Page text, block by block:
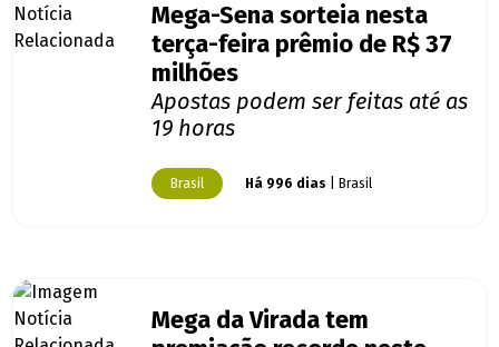
Mega-Sena sorteia nesta
terça-feira prêmio de R$ 37
milhões
Apostas podem ser feitas até as
19 horas
Brasil Há 996 dias | Brasil
Mega da Virada tem